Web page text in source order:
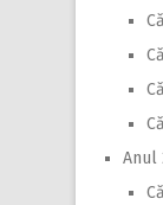
Anul